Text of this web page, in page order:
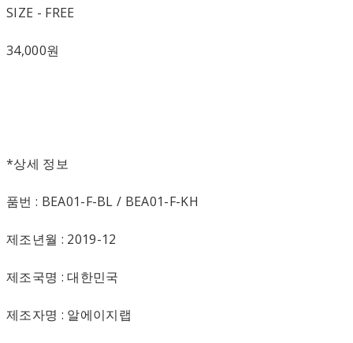
SIZE - FREE
34,000원
*상세 정보
품번 : BEA01-F-BL / BEA01-F-KH
제조년월 : 2019-12
제조국명 : 대한민국
제조자명 : 알에이지랩